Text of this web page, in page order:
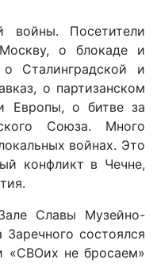
войны. Посетители
о блокаде и
Сталинградской и
о партизанском
Европы, о битве за
Союза. Много
войнах. Это
конфликт в Чечне,
Славы Музейно-
состоялся
«СВОих не бросаем»